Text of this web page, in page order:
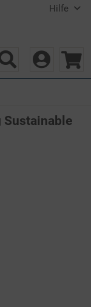
Hilfe
Sustainable